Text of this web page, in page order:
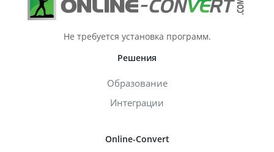
Не требуется установка программ.
Решения
Образование
Интеграции
Online-Convert